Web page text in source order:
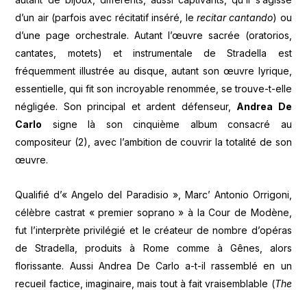
d’un air (parfois avec récitatif inséré, le recitar cantando) ou
d’une page orchestrale. Autant l’œuvre sacrée (oratorios,
cantates, motets) et instrumentale de Stradella est
fréquemment illustrée au disque, autant son œuvre lyrique,
essentielle, qui fit son incroyable renommée, se trouve-t-elle
négligée. Son principal et ardent défenseur, Andrea De
Carlo signe là son cinquième album consacré au
compositeur (2), avec l’ambition de couvrir la totalité de son
œuvre.
Qualifié d’« Angelo del Paradisio », Marc’ Antonio Orrigoni,
célèbre castrat « premier soprano » à la Cour de Modène,
fut l’interprète privilégié et le créateur de nombre d’opéras
de Stradella, produits à Rome comme à Gênes, alors
florissante. Aussi Andrea De Carlo a-t-il rassemblé en un
recueil factice, imaginaire, mais tout à fait vraisemblable (The